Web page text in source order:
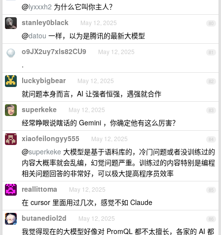
@lyxxxh2 为什么它叫你主人？
80
stanley0black May 12, 2025
@datou 一样，以为是腾讯的最新大模型
81
o9JX2uy7xls82CU9 May 12, 2025
.
82
luckybigbear May 12, 2025
就问题本身而言，AI 让强者恒强，遇强就合作
83
superkeke May 12, 2025
经常睁眼说瞎话的 Gemini ，你确定他有这么厉害？
84
xiaofeilongyy555 May 12, 2025
@superkeke 大模型是基于语料库的，冷门问题或者没训练过的
内容大概率就会乱编，幻觉问题严重。训练过的内容特别是编程
相关问题回答的非常好，可以极大提高程序员效率
85
reallittoma May 12, 2025
在 cursor 里面用过几次，感觉不如 Claude
86
butanediol2d May 12, 2025
我觉得现在的大模型好像对 PromQL 都不太擅长，各家的 AI 都